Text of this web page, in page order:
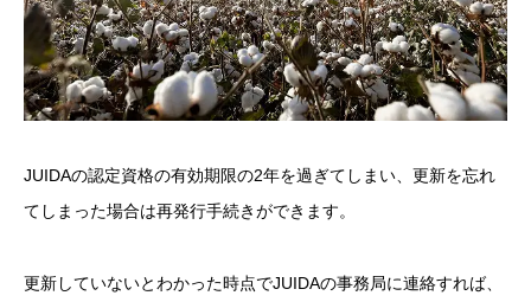
JUIDAの認定資格の有効期限の2年を過ぎてしまい、更新を忘れ
てしまった場合は再発行手続きができます。
更新していないとわかった時点でJUIDAの事務局に連絡すれば、